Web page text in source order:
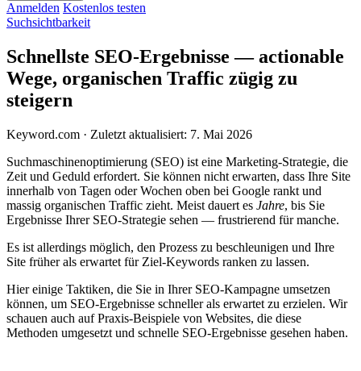
Anmelden Kostenlos testen
Suchsichtbarkeit
Schnellste SEO-Ergebnisse — actionable
Wege, organischen Traffic zügig zu
steigern
Keyword.com · Zuletzt aktualisiert: 7. Mai 2026
Suchmaschinenoptimierung (SEO) ist eine Marketing-Strategie, die
Zeit und Geduld erfordert. Sie können nicht erwarten, dass Ihre Site
innerhalb von Tagen oder Wochen oben bei Google rankt und
massig organischen Traffic zieht. Meist dauert es Jahre, bis Sie
Ergebnisse Ihrer SEO-Strategie sehen — frustrierend für manche.
Es ist allerdings möglich, den Prozess zu beschleunigen und Ihre
Site früher als erwartet für Ziel-Keywords ranken zu lassen.
Hier einige Taktiken, die Sie in Ihrer SEO-Kampagne umsetzen
können, um SEO-Ergebnisse schneller als erwartet zu erzielen. Wir
schauen auch auf Praxis-Beispiele von Websites, die diese
Methoden umgesetzt und schnelle SEO-Ergebnisse gesehen haben.